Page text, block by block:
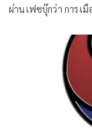
ผ่านเฟซบุ๊กว่า การเ